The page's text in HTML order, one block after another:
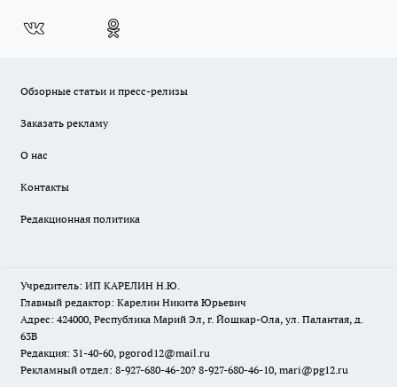
Обзорные статьи и пресс-релизы
Заказать рекламу
О нас
Контакты
Редакционная политика
Учредитель: ИП КАРЕЛИН Н.Ю.
Главный редактор: Карелин Никита Юрьевич
Адрес: 424000, Республика Марий Эл, г. Йошкар-Ола, ул. Палантая, д.
63В
Редакция: 31-40-60, pgorod12@mail.ru
Рекламный отдел: 8-927-680-46-20? 8-927-680-46-10, mari@pg12.ru